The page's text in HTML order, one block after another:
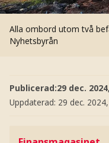
Alla ombord utom två
Nyhetsbyrån
Publicerad:29 dec.
Uppdaterad: 29 dec.